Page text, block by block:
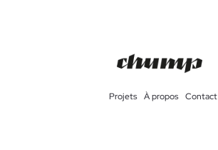
Projets À propos Contact